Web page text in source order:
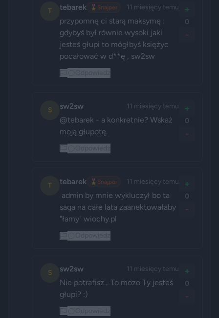
T tebarek 🎖️ Snajper 11 miesięcy temu
przypomnę ci starą maksymę :
gdybyś był równie wysoki jaki
jesteś głupi to mógłbyś księżyc
pocałować w d**ę , sw2sw
+
0
-
S sw2sw 11 miesięcy temu
@tebarek - a konkretnie? Wskaż
moją głupotę.
+
0
-
T tebarek 🎖️ Snajper 11 miesięcy temu
saga na całe lata zaanektowałaby
"łamy" wiochy.pl
+
0
-
S sw2sw 11 miesięcy temu
Nie potrafisz... To może Ty jesteś
głupi? :)
+
0
-